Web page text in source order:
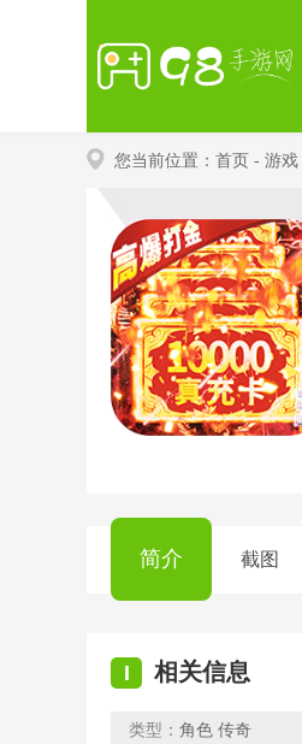
您当前位置： 首页 - 游戏
简介 截图
I 相关信息
类型： 角色 传奇